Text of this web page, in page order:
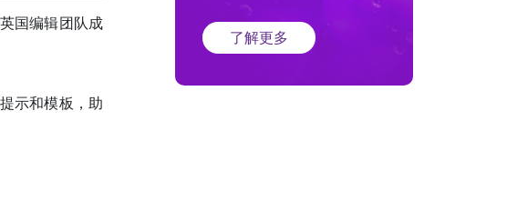
国编辑团队成
示和模板，助
了解更多